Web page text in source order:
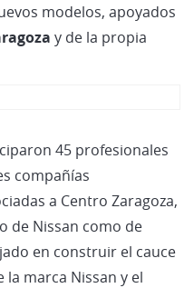
modelos, apoyados
y de la propia
45 profesionales
compañías
a Centro Zaragoza,
de Nissan como de
en construir el cauce
marca Nissan y el